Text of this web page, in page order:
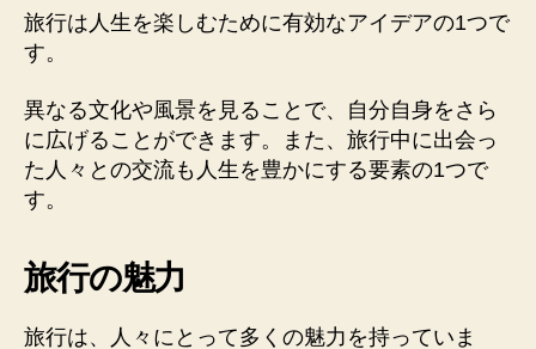
旅行は人生を楽しむために有効なアイデアの1つで
す。
異なる文化や風景を見ることで、自分自身をさら
に広げることができます。また、旅行中に出会っ
た人々との交流も人生を豊かにする要素の1つで
す。
旅行の魅力
旅行は、人々にとって多くの魅力を持っていま